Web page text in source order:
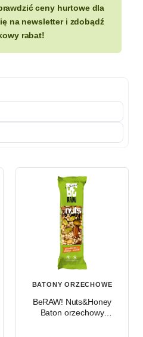
ceny hurtowe dla
na newsletter i zdobądź
rabat!
BATONY ORZECHOWE
BeRAW! Nuts&Honey
Baton orzechowy